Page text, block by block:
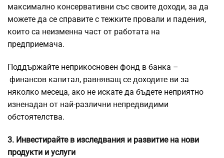
максимално консервативни със своите доходи, за да
можете да се справите с тежките провали и падения,
които са неизменна част от работата на
предприемача.
Поддържайте неприкосновен фонд в банка –
финансов капитал, равняващ се доходите ви за
няколко месеца, ако не искате да бъдете неприятно
изненадан от най-различни непредвидими
обстоятелства.
3. Инвестирайте в изследвания и развитие на нови
продукти и услуги